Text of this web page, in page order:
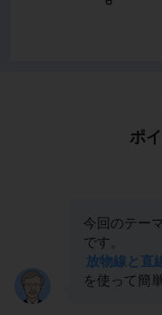
ポ
今回のテー
です。
放物線と直
を使って簡